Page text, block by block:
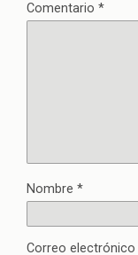
Comentario *
Nombre *
Correo electrónico